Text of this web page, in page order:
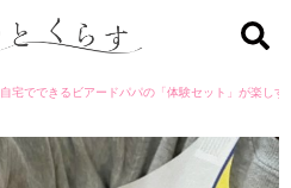
自宅でできるビアードパパの「体験セット」が楽し